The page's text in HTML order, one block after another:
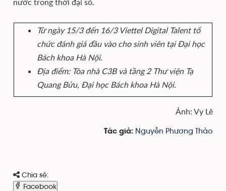
Từ ngày 15/3 đến 16/3 Viettel Digital Talent tổ
chức đánh giá đầu vào cho sinh viên tại Đại học
Bách khoa Hà Nội.
Địa điểm: Tòa nhà C3B và tầng 2 Thư viện Tạ
Quang Bửu, Đại học Bách khoa Hà Nội.
Ảnh: Vy Lê
Tác giả: Nguyễn Phương Thảo
Chia sẻ:
Facebook